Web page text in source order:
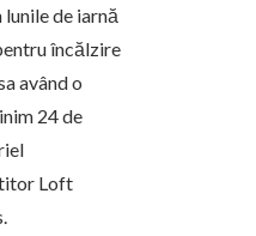
de iarnă
încălzire
având o
24 de
Loft